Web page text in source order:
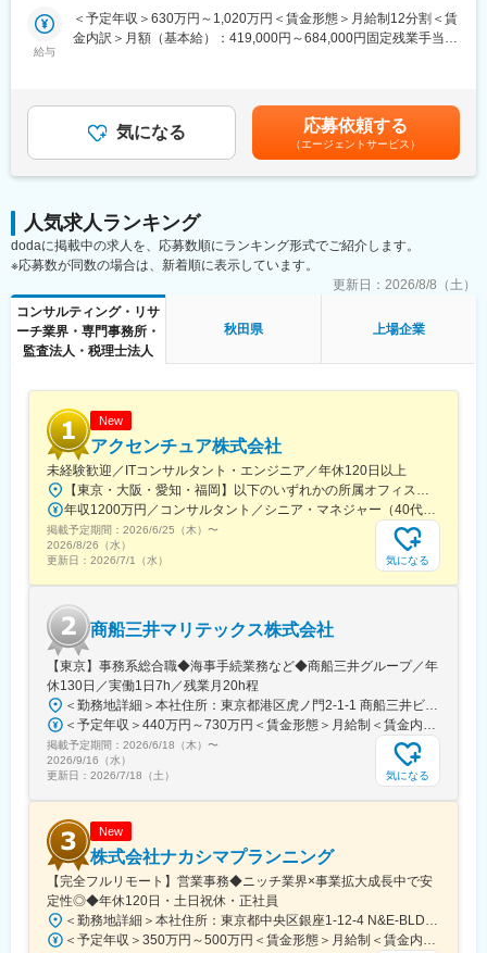
※もちろん、ご本人の希望によっては社内業務改善を極めていただ
くことも可能です
将来的なキャリアパスは、経験を活かして事業推進のリーダーや
経営企画など、会社経営の中枢を担って頂きます。
ティングファーム出身者や大手SIer出身者に加え、事業会社での
研究職出身者などもおり、プロフェッショナル集団の中で成長し
ていくことができます。
■業務概要
果によるご提案・議論のフローにて進んでいきます。
※活用テクノロジー／利用サービス（例）
■当社の分析サービスに対する考え方・プロジェクト例
https://www.gixo.jp/blog/19314/
・単なる分析に留まらず、ビジネスの「あるべき姿」を提言
し、“意義あるデータ活用”や”本質的な課題解決”を推進できること
・現実社会・リアルなビジネスの場で起こっている問題や課題
を、データ視点で解釈し、課題解決に向かって推進できること
ディレクター含め合計19名。
案件増加かつ長期案件が多いため増員での採用を進めています。
■キャリアプラン例
・データサイエンティスト組織を率いるチームリーダー
・R&D領域のプロジェクトを推進するプロジェクトマネジャー
・データサイエンティストとして、アルゴリズムの設計・開発を
推進するスペシャリスト
2022年 東京証券取引所マザーズ（現グロース）市場へ新規上場。
「あらゆる判断を、Data-Informedに。」を理念として掲げるデー
タインフォームド推進企業です。「データによって（自動的に）
答えが見出される」のではなく、あくまでも「人が主体となって
物事を考える」ということにフォーカスし、クライアント企業の
経営課題解決、競争力強化のために判断業務のアップグレードを
支援しています。
変更の範囲：会社の定める業務
給与
＜予定年収＞630万円～1,020万円＜賃金形態＞月給制12分割＜賃
金内訳＞月額（基本給）：419,000円～684,000円固定残業手当/
＞オファー年収はご経験・スキルに応じて決定いたします。マネ
ージャー以上でオファーの場合の管理職手当も上記年収に含みま
す・リアルタイムプロモーションという評価制度があり、毎月、
昇給の機会があります。過去には入社2ヶ月で給与が上がった方も
する可能性があります。月給(月額)は固定手当を含めた表記です。
気になる 応募依頼する
（エージェントサービス）
人気求人ランキング
dodaに掲載中の求人を、応募数順にランキング形式でご紹介します。
※応募数が同数の場合は、新着順に表示しています。
更新日： 2026/8/8（土）
コンサルティング・リサ
ーチ業界・専門事務所・
監査法人・税理士法人
秋田県 上場企業
New
アクセンチュア株式会社
未経験歓迎／ITコンサルタント・エンジニア／年休120日以上
【東京・大阪・愛知・福岡】以下のいずれかの所属オフィスもしくは各エリアのプロジェクト先 所属オフィス：■赤坂インターシティ■関西オフィス■アクセンチュア・アドバンスト・テクノロジーセンター名古屋■福岡オフィス※詳細は勤務地一覧よりご覧いただけます。※所属オフィスを問わずプロジェクトにより、国内出張、海外出張の可能性があります【魅力ポイント│世界の知恵を活用】世界中のベストプラクティスがデータベースに集約されており、数多くの事例や社員の知恵を活用できます。日本では前例のない案件でも、世界各国の社員からオンライン・オフライン（海外出張）問わず、気軽にアドバイスを受けることができます。★ この求人のPOINT ★￣￣V￣￣￣￣￣￣￣￣￣＃世界約78万人規模の大手基盤で安定性◎若手から裁量大きく挑戦・成長できる環境＃土日祝休／連続5日以上の休暇取得も可能！／フルフレックス（コアタイムなし）＃コンサル・IT未経験者向けの手厚い研修◎／メンター制度もあるため安心してチャレンジOK！
年収1200万円／コンサルタント／シニア・マネジャー（40代） 年収1000万円／テクノロジーアーキテクト（30代）
掲載予定期間： 2026/6/25（木） 〜
2026/8/26（水）
更新日： 2026/7/1（水） 気になる
商船三井マリテックス株式会社
【東京】事務系総合職◆海事手続業務など◆商船三井グループ／年
休130日／実働1日7h／残業月20h程
＜勤務地詳細＞本社住所：東京都港区虎ノ門2-1-1 商船三井ビル勤務地最寄駅：東京メトロ銀座線／虎ノ門駅受動喫煙対策：屋内全面禁煙変更の範囲：会社の定める事業所
＜予定年収＞440万円～730万円＜賃金形態＞月給制＜賃金内訳＞月額（基本給）：291,800円～487,000円＜月給＞291,800円～487,000円＜昇給有無＞有＜残業手当＞有＜給与補足＞※上記想定年収には賞与3ヶ月分を含みます。金額は目安の金額であり、これまでのご経験・スキル・現年収等を総合的に考慮し決定いたします。■昇給：年1回■賞与：3ヶ月分（前年度実績）賃金はあくまでも目安の金額であり、選考を通じて上下する可能性があります。月給(月額)は固定手当を含めた表記です。
掲載予定期間： 2026/6/18（木） 〜
2026/9/16（水）
更新日： 2026/7/18（土） 気になる
New
株式会社ナカシマプランニング
【完全フルリモート】営業事務◆ニッチ業界×事業拡大成長中で安
定性◎◆年休120日・土日祝休・正社員
＜勤務地詳細＞本社住所：東京都中央区銀座1-12-4 N&E-BLD.7階受動喫煙対策：屋内全面禁煙変更の範囲：会社の定める事業所
＜予定年収＞350万円～500万円＜賃金形態＞月給制＜賃金内訳＞月額（基本給）：220,000円～270,000円＜月給＞220,000円～270,000円＜昇給有無＞有＜残業手当＞有＜給与補足＞■賞与：あり■昇給：あり賃金はあくまでも目安の金額であり、選考を通じて上下する可能性があります。月給(月額)は固定手当を含めた表記です。